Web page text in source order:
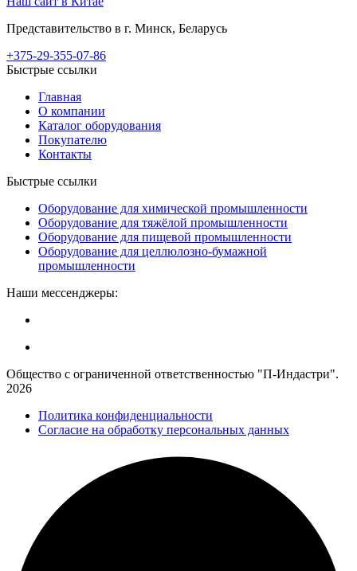
Представительство в г. Минск, Беларусь
+375-29-355-07-86
Быстрые ссылки
Главная
О компании
Каталог оборудования
Покупателю
Контакты
Быстрые ссылки
Оборудование для химической промышленности
Оборудование для тяжёлой промышленности
Оборудование для пищевой промышленности
Оборудование для целлюлозно-бумажной
промышленности
Наши мессенджеры:
Общество с ограниченной ответственностью "П-Индастри".
2026
Политика конфиденциальности
Согласие на обработку персональных данных